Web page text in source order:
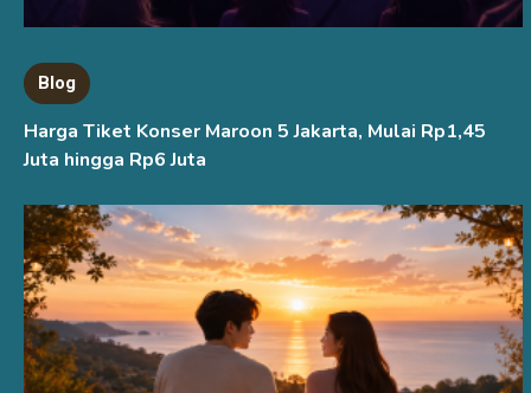
Blog
Harga Tiket Konser Maroon 5 Jakarta, Mulai Rp1,45
Juta hingga Rp6 Juta